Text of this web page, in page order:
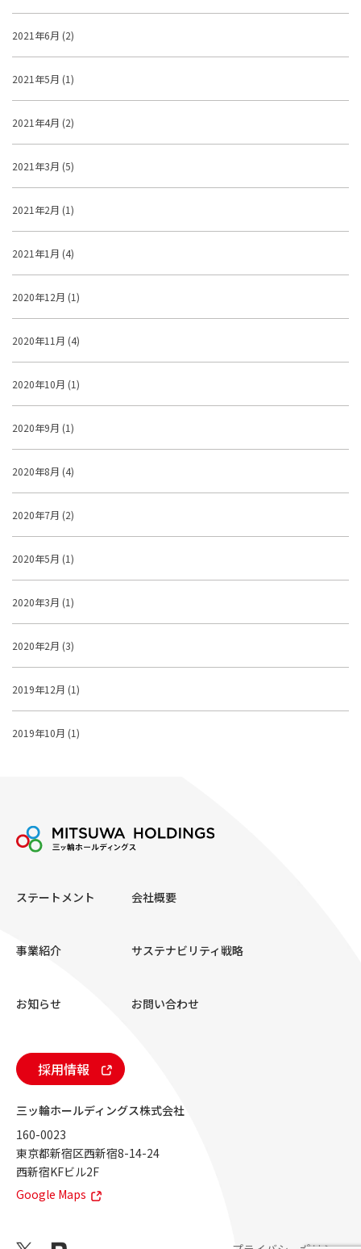
2021年6月 (2)
2021年5月 (1)
2021年4月 (2)
2021年3月 (5)
2021年2月 (1)
2021年1月 (4)
2020年12月 (1)
2020年11月 (4)
2020年10月 (1)
2020年9月 (1)
2020年8月 (4)
2020年7月 (2)
2020年5月 (1)
2020年3月 (1)
2020年2月 (3)
2019年12月 (1)
2019年10月 (1)
ステートメント 会社概要
事業紹介 サステナビリティ戦略
お知らせ お問い合わせ
採用情報
三ッ輪ホールディングス株式会社
160-0023
東京都新宿区西新宿8-14-24
西新宿KFビル2F
Google Maps